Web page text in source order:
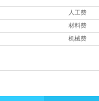
人工费
材料费
机械费